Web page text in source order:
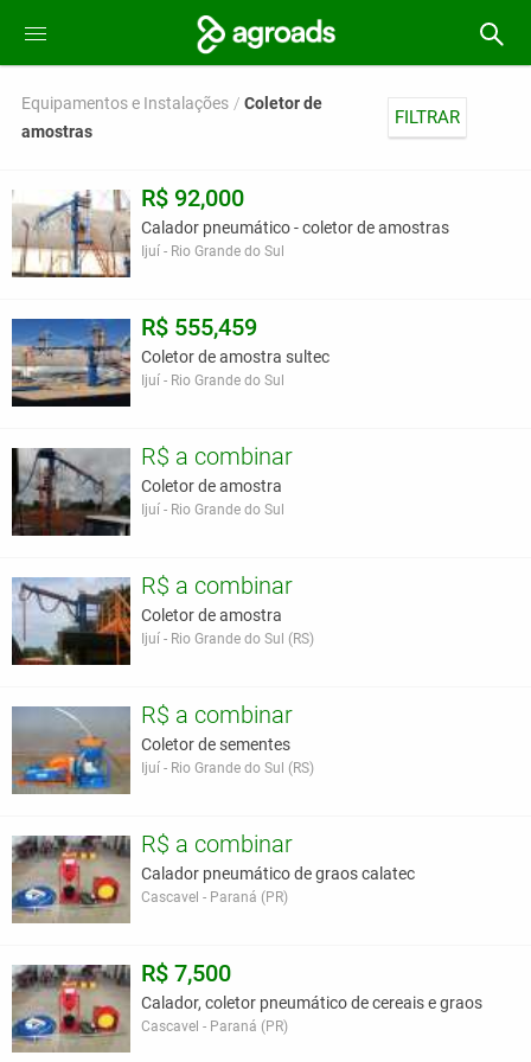
Equipamentos e Instalações
Coletor de
amostras
FILTRAR
R$ 92,000
Calador pneumático - coletor de amostras
Ijuí - Rio Grande do Sul
R$ 555,459
Coletor de amostra sultec
Ijuí - Rio Grande do Sul
R$ a combinar
Coletor de amostra
Ijuí - Rio Grande do Sul
R$ a combinar
Coletor de amostra
Ijuí - Rio Grande do Sul (RS)
R$ a combinar
Coletor de sementes
Ijuí - Rio Grande do Sul (RS)
R$ a combinar
Calador pneumático de graos calatec
Cascavel - Paraná (PR)
R$ 7,500
Calador, coletor pneumático de cereais e graos
Cascavel - Paraná (PR)